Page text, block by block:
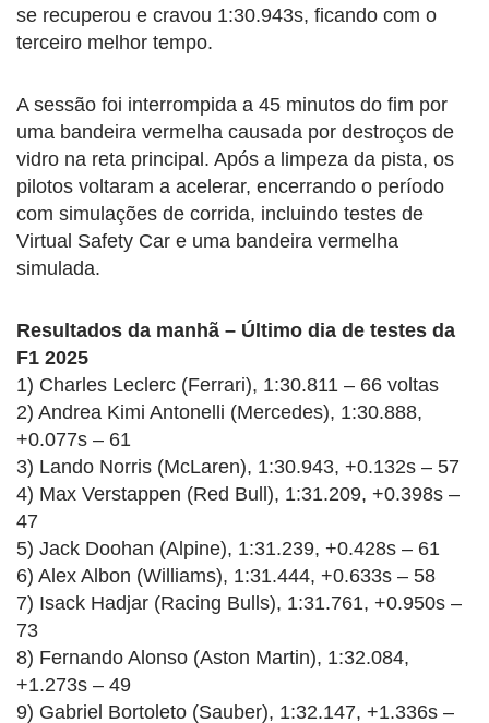
se recuperou e cravou 1:30.943s, ficando com o
terceiro melhor tempo.
A sessão foi interrompida a 45 minutos do fim por
uma bandeira vermelha causada por destroços de
vidro na reta principal. Após a limpeza da pista, os
pilotos voltaram a acelerar, encerrando o período
com simulações de corrida, incluindo testes de
Virtual Safety Car e uma bandeira vermelha
simulada.
Resultados da manhã – Último dia de testes da
F1 2025
1) Charles Leclerc (Ferrari), 1:30.811 – 66 voltas
2) Andrea Kimi Antonelli (Mercedes), 1:30.888,
+0.077s – 61
3) Lando Norris (McLaren), 1:30.943, +0.132s – 57
4) Max Verstappen (Red Bull), 1:31.209, +0.398s –
47
5) Jack Doohan (Alpine), 1:31.239, +0.428s – 61
6) Alex Albon (Williams), 1:31.444, +0.633s – 58
7) Isack Hadjar (Racing Bulls), 1:31.761, +0.950s –
73
8) Fernando Alonso (Aston Martin), 1:32.084,
+1.273s – 49
9) Gabriel Bortoleto (Sauber), 1:32.147, +1.336s –